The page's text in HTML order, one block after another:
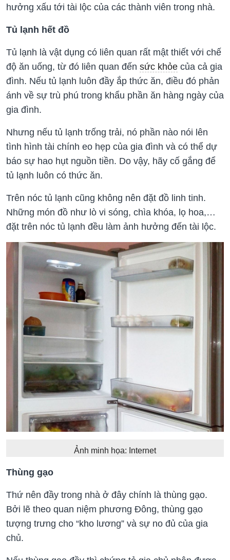
hưởng xấu tới tài lộc của các thành viên trong nhà.
Tủ lạnh hết đồ
Tủ lạnh là vật dụng có liên quan rất mật thiết với chế
độ ăn uống, từ đó liên quan đến sức khỏe của cả gia
đình. Nếu tủ lạnh luôn đầy ắp thức ăn, điều đó phản
ánh về sự trù phú trong khẩu phần ăn hàng ngày của
gia đình.
Nhưng nếu tủ lạnh trống trải, nó phần nào nói lên
tình hình tài chính eo hẹp của gia đình và có thể dự
báo sự hao hụt nguồn tiền. Do vậy, hãy cố gắng để
tủ lạnh luôn có thức ăn.
Trên nóc tủ lạnh cũng không nên đặt đồ linh tinh.
Những món đồ như lò vi sóng, chìa khóa, lọ hoa,…
đặt trên nóc tủ lạnh đều làm ảnh hưởng đến tài lộc.
Ảnh minh họa: Internet
Thùng gạo
Thứ nên đầy trong nhà ở đây chính là thùng gạo.
Bởi lẽ theo quan niệm phương Đông, thùng gạo
tượng trưng cho “kho lương” và sự no đủ của gia
chủ.